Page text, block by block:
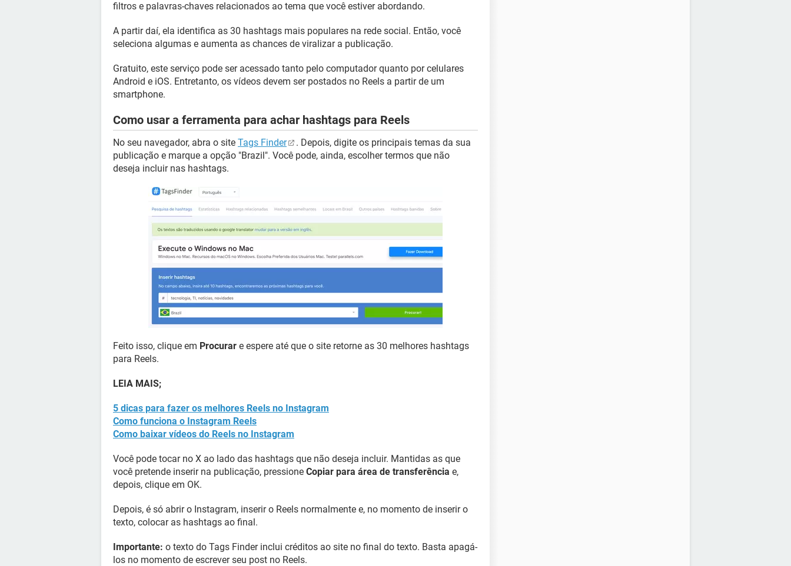
filtros e palavras-chaves relacionados ao tema que você estiver abordando.
A partir daí, ela identifica as 30 hashtags mais populares na rede social. Então, você
seleciona algumas e aumenta as chances de viralizar a publicação.
Gratuito, este serviço pode ser acessado tanto pelo computador quanto por celulares
Android e iOS. Entretanto, os vídeos devem ser postados no Reels a partir de um
smartphone.
Como usar a ferramenta para achar hashtags para Reels
No seu navegador, abra o site Tags Finder
. Depois, digite os principais temas da sua
publicação e marque a opção "Brazil". Você pode, ainda, escolher termos que não
deseja incluir nas hashtags.
Feito isso, clique em Procurar e espere até que o site retorne as 30 melhores hashtags
para Reels.
LEIA MAIS;
5 dicas para fazer os melhores Reels no Instagram
Como funciona o Instagram Reels
Como baixar vídeos do Reels no Instagram
Você pode tocar no X ao lado das hashtags que não deseja incluir. Mantidas as que
você pretende inserir na publicação, pressione Copiar para área de transferência e,
depois, clique em OK.
Depois, é só abrir o Instagram, inserir o Reels normalmente e, no momento de inserir o
texto, colocar as hashtags ao final.
Importante: o texto do Tags Finder inclui créditos ao site no final do texto. Basta apagá-
los no momento de escrever seu post no Reels.